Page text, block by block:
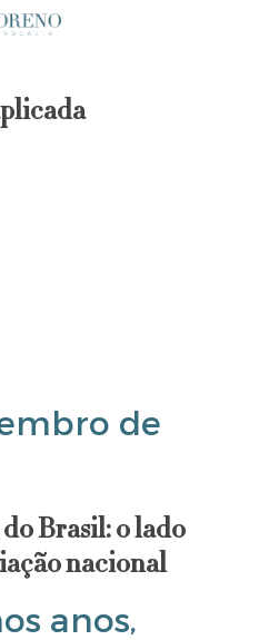
de
do Brasil: o lado
nacional
anos,